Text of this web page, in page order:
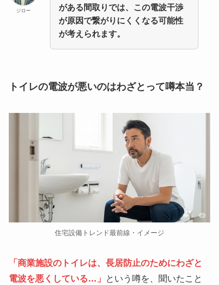
ジロー
がある間取りでは、この電波干渉
が原因で繋がりにくくなる可能性
が考えられます。
トイレの電波が悪いのはわざとって噂本当？
住宅設備トレンド最前線・イメージ
「商業施設のトイレは、長居防止のためにわざと
電波を悪くしている…」
という噂を、聞いたこと